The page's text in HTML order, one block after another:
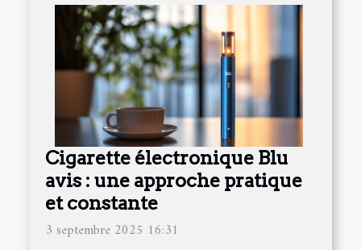
Cigarette électronique Blu
avis : une approche pratique
et constante
3 septembre 2025 16:31